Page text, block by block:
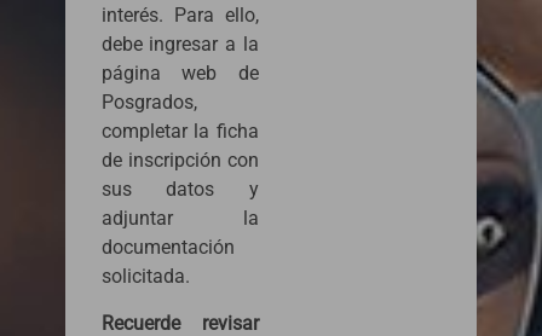
interés. Para ello,
debe ingresar a la
página web de
Posgrados,
completar la ficha
de inscripción con
sus datos y
adjuntar la
documentación
solicitada.
Recuerde revisar